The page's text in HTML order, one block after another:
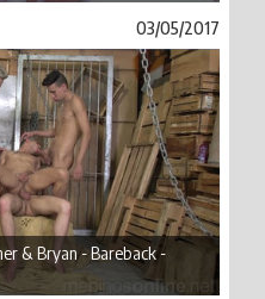
03/05/2017
& Bryan - Bareback -